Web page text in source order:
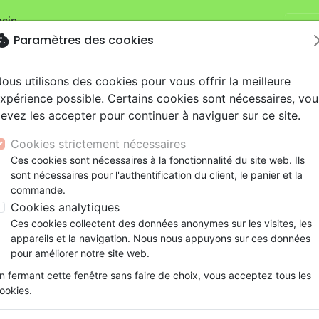
Je
sur la boutiqueLa Maison de la Bible Suisse
NouveautésBibles
Testaments
Etude biblique
NEG
Bandes dessinées
Souffrance, Relation d'aide
Santé
Événements actuels
Couple
Découverte de la foi
Souffrance, Relation d'aide
Psychologie
ans
Adolescents, jeunes
Latino, Folk
Soul
Rap, Hip-hop
Louange, Adoration
Hardrock, Métal
animés
conférences
Films, fiction
Jeux
Javaux
produits par auteur
Histoires 4 - 6 ans
Paramètres des cookies
utilisons des cookies pour vous offrir la meilleure
possible. Certains cookies sont nécessaires,
les accepter pour continuer à naviguer sur ce site.
Cookies strictement nécessaires
Ces cookies sont nécessaires à la fonctionnalité du site web. Ils
sont nécessaires pour l'authentification du client, le panier et la
commande.
Cookies analytiques
Ces cookies collectent des données anonymes sur les visites, les
appareils et la navigation. Nous nous appuyons sur ces données
pour améliorer notre site web.
fermant cette fenêtre sans faire de choix, vous acceptez tous les